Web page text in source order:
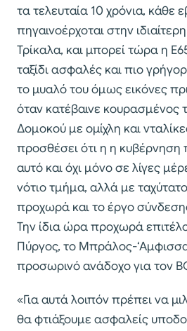
τα τελευταία 10 χρόνια, κάθε
πηγαινοέρχοται στην
Τρίκαλα, και μπορεί τώρα η
ταξίδι ασφαλές και πιο
το μυαλό του όμως εικόνες
όταν κατέβαινε κουρασμένος
Δομοκού με ομίχλη και
προσθέσει ότι η η κυβέρνηση
αυτό και όχι μόνο σε λίγες
νότιο τμήμα, αλλά με
προχωρά και το έργο
Την ίδια ώρα προχωρά
Πύργος, το Μπράλος-
προσωρινό ανάδοχο για τον
«Για αυτά λοιπόν πρέπει να
θα φτιάξουμε ασφαλείς